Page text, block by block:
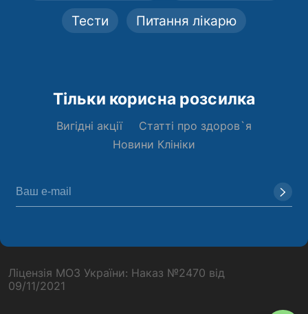
Тести Питання лікарю
Тільки корисна розсилка
Вигідні акції
Статті про здоров`я
Новини Клініки
Ліцензія МОЗ України: Наказ №2470 від
09/11/2021